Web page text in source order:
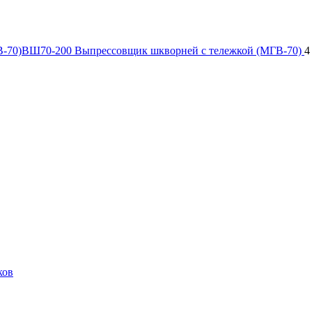
ВШ70-200 Выпрессовщик шкворней с тележкой (МГВ-70) 4